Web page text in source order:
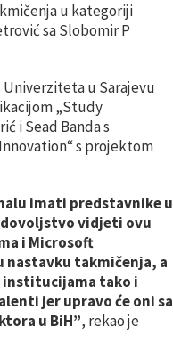
u kategoriji
sa Slobomir P
Univerziteta u Sarajevu
„Study
i Sead Banda s
s projektom
imati predstavnike u
vidjeti ovu
i Microsoft
nastavku takmičenja, a
institucijama tako i
jer upravo će oni sa
u BiH”, rekao je